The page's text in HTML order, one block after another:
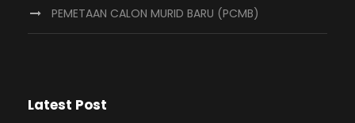
PEMETAAN CALON MURID BARU (PCMB)
Latest Post